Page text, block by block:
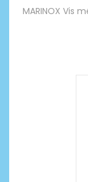
MARINOX Vis